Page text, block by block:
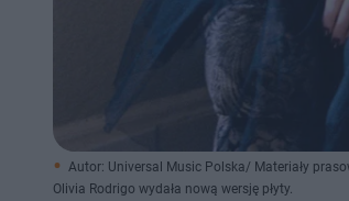
Autor: Universal Music Polska/ Materiały
Olivia Rodrigo wydała nową wersję płyty.